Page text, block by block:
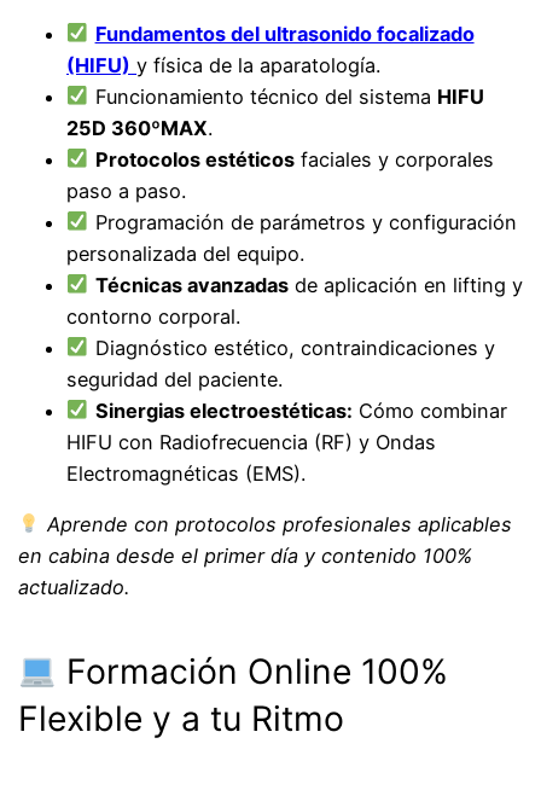
Fundamentos del ultrasonido focalizado
(HIFU) y física de la aparatología.
Funcionamiento técnico del sistema HIFU
25D 360ºMAX.
Protocolos estéticosfaciales y corporales
paso a paso.
Programación de parámetros y configuración
personalizada del equipo.
Técnicas avanzadasde aplicación en lifting y
contorno corporal.
Diagnóstico estético, contraindicaciones y
seguridad del paciente.
Sinergias electroestéticas: Cómo combinar
HIFU con Radiofrecuencia (RF) y Ondas
Electromagnéticas (EMS).
Aprende con protocolos profesionales aplicables
en cabina desde el primer día y contenido 100%
actualizado.
Formación Online 100%
Flexible y a tu Ritmo